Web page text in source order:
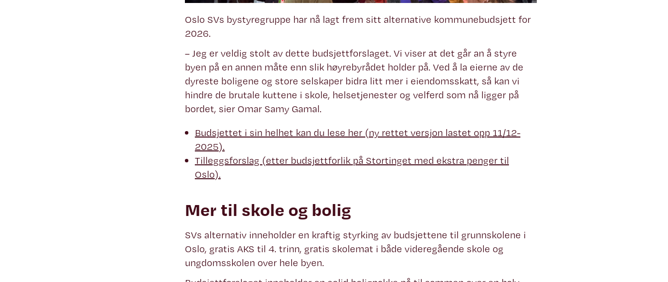
Oslo SVs bystyregruppe har nå lagt frem sitt alternative kommunebudsjett for
2026.
– Jeg er veldig stolt av dette budsjettforslaget. Vi viser at det går an å styre
byen på en annen måte enn slik høyrebyrådet holder på. Ved å la eierne av de
dyreste boligene og store selskaper bidra litt mer i eiendomsskatt, så kan vi
hindre de brutale kuttene i skole, helsetjenester og velferd som nå ligger på
bordet, sier Omar Samy Gamal.
Budsjettet i sin helhet kan du lese her (ny rettet versjon lastet opp 11/12-
2025).
Tilleggsforslag (etter budsjettforlik på Stortinget med ekstra penger til
Oslo).
Mer til skole og bolig
SVs alternativ inneholder en kraftig styrking av budsjettene til grunnskolene i
Oslo, gratis AKS til 4. trinn, gratis skolemat i både videregående skole og
ungdomsskolen over hele byen.